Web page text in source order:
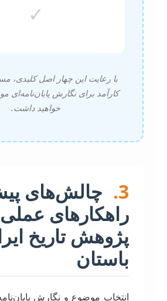
✓
با رعایت این چهار اصل کلیدی،
کارآمد برای نگارش پایان‌نامه‌ای
خواهید داشت.
3.
چالش‌های
راهکارهای عملی
پژوهش تاریخ
باستان
انتخاب موضوع و نگارش